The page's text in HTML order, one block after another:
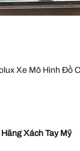
Xe Mô Hình Đồ
Xách Tay Mỹ